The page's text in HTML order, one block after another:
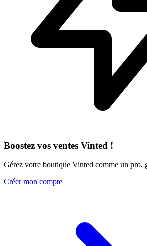
Boostez vos ventes Vinted !
Gérez votre boutique Vinted comme un pro,
Créer mon compte